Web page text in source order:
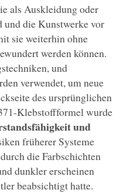
als Auskleidung oder
die Kunstwerke vor
sie weiterhin ohne
werden können.
und
verwendet, um neue
des ursprünglichen
Klebstoffformel wurde
und
früherer Systeme
die Farbschichten
dunkler erscheinen
beabsichtigt hatte.